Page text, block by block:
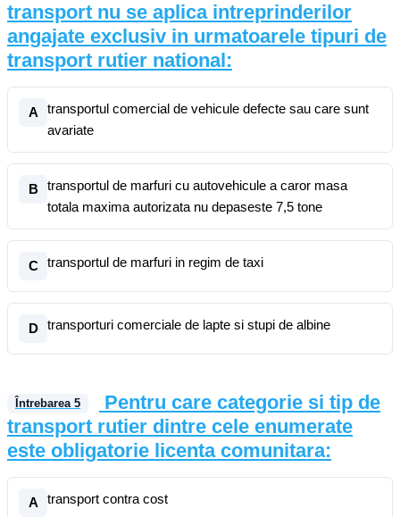
transport nu se aplica intreprinderilor
angajate exclusiv in urmatoarele tipuri de
transport rutier national:
A
transportul comercial de vehicule defecte sau care sunt
avariate
B
transportul de marfuri cu autovehicule a caror masa
totala maxima autorizata nu depaseste 7,5 tone
C transportul de marfuri in regim de taxi
D transporturi comerciale de lapte si stupi de albine
Întrebarea 5
Pentru care categorie si tip de
transport rutier dintre cele enumerate
este obligatorie licenta comunitara:
A transport contra cost